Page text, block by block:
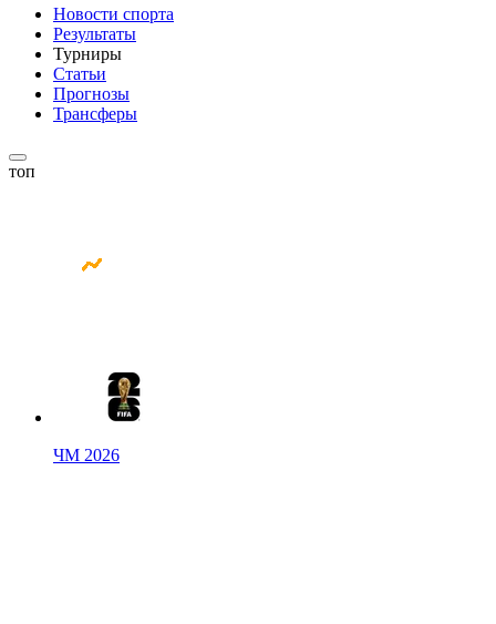
Новости спорта
Результаты
Турниры
Статьи
Прогнозы
Трансферы
топ
ЧМ 2026